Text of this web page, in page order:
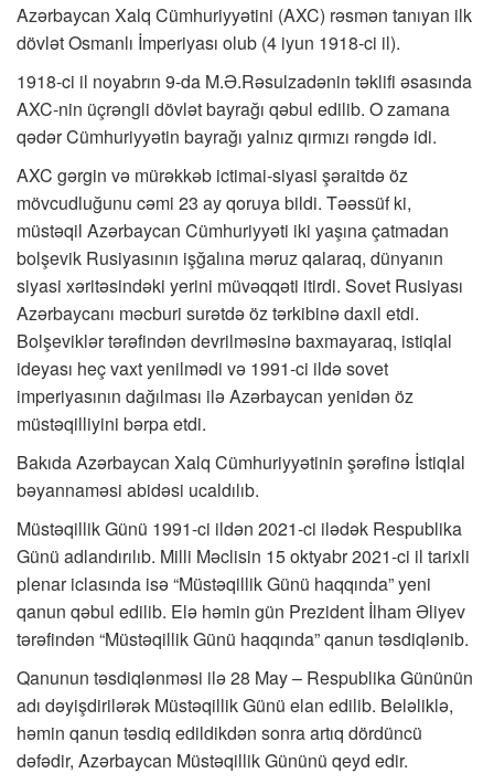
Azərbaycan Xalq Cümhuriyyətini (AXC) rəsmən tanıyan ilk
dövlət Osmanlı İmperiyası olub (4 iyun 1918-ci il).
1918-ci il noyabrın 9-da M.Ə.Rəsulzadənin təklifi əsasında
AXC-nin üçrəngli dövlət bayrağı qəbul edilib. O zamana
qədər Cümhuriyyətin bayrağı yalnız qırmızı rəngdə idi.
AXC gərgin və mürəkkəb ictimai-siyasi şəraitdə öz
mövcudluğunu cəmi 23 ay qoruya bildi. Təəssüf ki,
müstəqil Azərbaycan Cümhuriyyəti iki yaşına çatmadan
bolşevik Rusiyasının işğalına məruz qalaraq, dünyanın
siyasi xəritəsindəki yerini müvəqqəti itirdi. Sovet Rusiyası
Azərbaycanı məcburi surətdə öz tərkibinə daxil etdi.
Bolşeviklər tərəfindən devrilməsinə baxmayaraq, istiqlal
ideyası heç vaxt yenilmədi və 1991-ci ildə sovet
imperiyasının dağılması ilə Azərbaycan yenidən öz
müstəqilliyini bərpa etdi.
Bakıda Azərbaycan Xalq Cümhuriyyətinin şərəfinə İstiqlal
bəyannaməsi abidəsi ucaldılıb.
Müstəqillik Günü 1991-ci ildən 2021-ci ilədək Respublika
Günü adlandırılıb. Milli Məclisin 15 oktyabr 2021-ci il tarixli
plenar iclasında isə “Müstəqillik Günü haqqında” yeni
qanun qəbul edilib. Elə həmin gün Prezident İlham Əliyev
tərəfindən “Müstəqillik Günü haqqında” qanun təsdiqlənib.
Qanunun təsdiqlənməsi ilə 28 May – Respublika Gününün
adı dəyişdirilərək Müstəqillik Günü elan edilib. Beləliklə,
həmin qanun təsdiq edildikdən sonra artıq dördüncü
dəfədir, Azərbaycan Müstəqillik Gününü qeyd edir.